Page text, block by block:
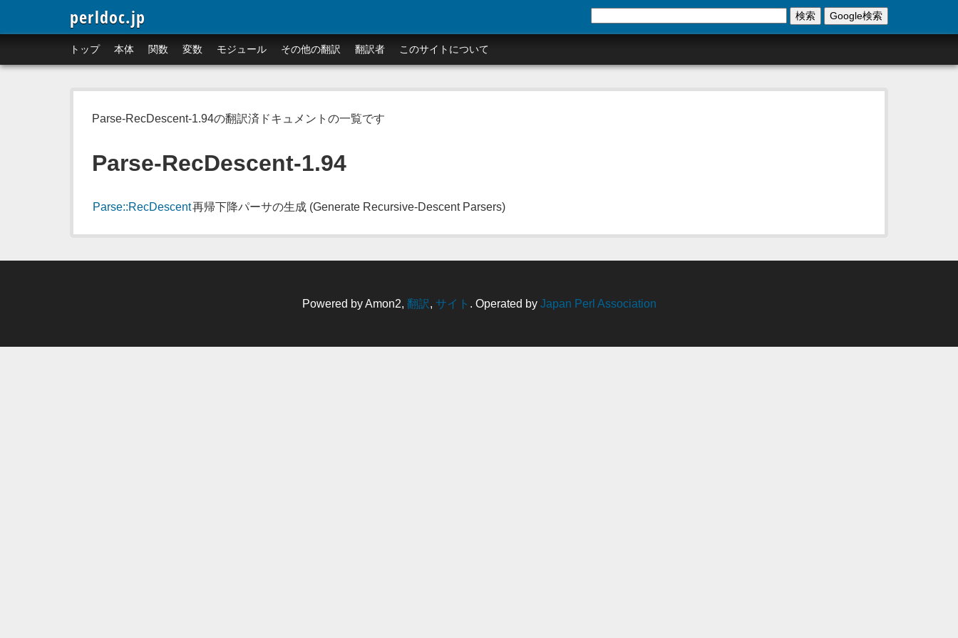
perldoc.jp
トップ 本体 関数 変数 モジュール その他の翻訳 翻訳者 このサイトについて
検索 Google検索
Parse-RecDescent-1.94の翻訳済ドキュメントの一覧です
Parse-RecDescent-1.94
Parse::RecDescent再帰下降パーサの生成 (Generate Recursive-Descent Parsers)
Powered by Amon2, 翻訳, サイト . Operated by Japan Perl Association